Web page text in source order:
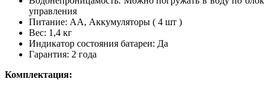
управления
Питание: AA, Аккумуляторы ( 4 шт )
Вес: 1,4 кг
Индикатор состояния батареи: Да
Гарантия: 2 года
Комплектация: